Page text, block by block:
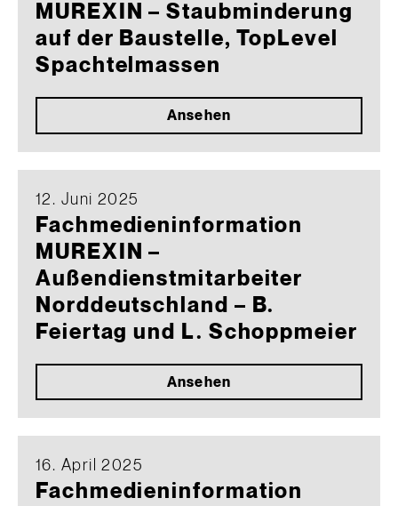
MUREXIN – Staubminderung
auf der Baustelle, TopLevel
Spachtelmassen
Ansehen
12. Juni 2025
Fachmedieninformation
MUREXIN –
Außendienstmitarbeiter
Norddeutschland – B.
Feiertag und L. Schoppmeier
Ansehen
16. April 2025
Fachmedieninformation